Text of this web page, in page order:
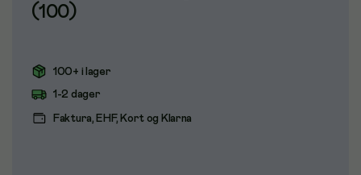
(100)
100+ i lager
1-2 dager
Faktura, EHF, Kort og Klarna